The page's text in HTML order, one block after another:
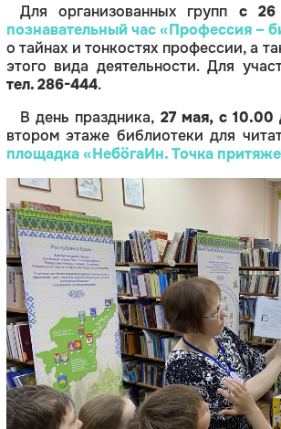
Для организованных групп с
познавательный час «Профессия –
о тайнах и тонкостях профессии, а
этого вида деятельности. Для
тел. 286-444.
В день праздника, 27 мая, с 10.00
втором этаже библиотеки для
площадка «НебöгаИн. Точка